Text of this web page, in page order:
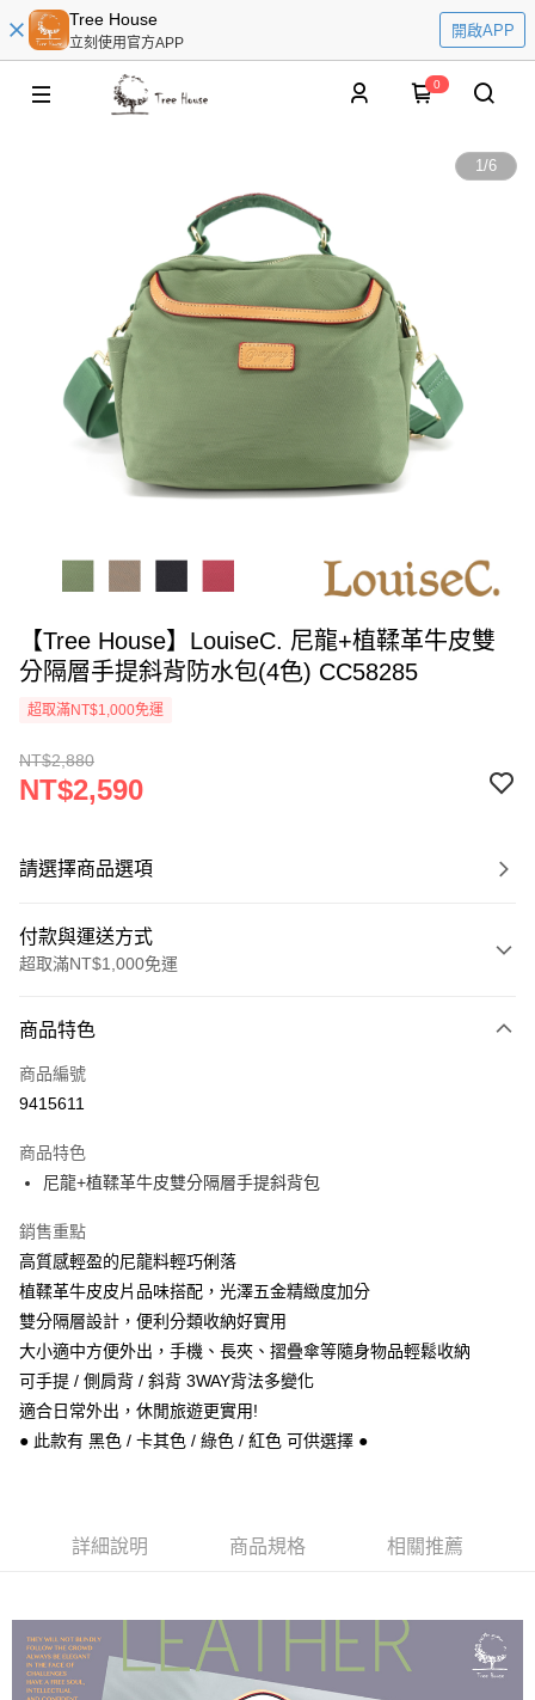
Tree House
立刻使用官方APP
開啟APP
0
1/6
【Tree House】LouiseC. 尼龍+植鞣革牛皮雙
分隔層手提斜背防水包(4色) CC58285
超取滿NT$1,000免運
NT$2,880
NT$2,590
請選擇商品選項
付款與運送方式
超取滿NT$1,000免運
信用卡一次付款
信用卡分期付款
合作金庫商業銀行
華南商業銀行
彰化商業銀行
國泰世華商業銀行
臺灣中小企業銀行
匯豐（台灣）商業銀行
華泰商業銀行
聯邦商業銀行
元大商業銀行
永豐商業銀行
星展（台灣）商業銀行
台新國際商業銀行
中國信託商業銀行
台灣樂天信用卡公司
6 期 0 利率 每期
華南商業銀行
上海商業儲蓄銀行
國泰世華商業銀行
臺灣中小企業銀行
台中商業銀行
匯豐（台灣）商業銀行
聯邦商業銀行
遠東國際商業銀行
元大商業銀行
永豐商業銀行
玉山商業銀行
台灣樂天信用卡公司
Apple Pay
悠遊付
Google Pay
ATM付款
運送方式
付款後全家取貨
7-11取貨付款
每筆NT$60，滿NT$1,000(含以上)免運費
商品特色
商品編號
9415611
商品特色
尼龍+植鞣革牛皮雙分隔層手提斜背包
銷售重點
高質感輕盈的尼龍料輕巧俐落
植鞣革牛皮皮片品味搭配，光澤五金精緻度加分
雙分隔層設計，便利分類收納好實用
大小適中方便外出，手機、長夾、摺疊傘等隨身物品輕鬆收納
可手提 / 側肩背 / 斜背 3WAY背法多變化
適合日常外出，休閒旅遊更實用!
● 此款有 黑色 / 卡其色 / 綠色 / 紅色 可供選擇 ●
詳細說明 商品規格 相關推薦